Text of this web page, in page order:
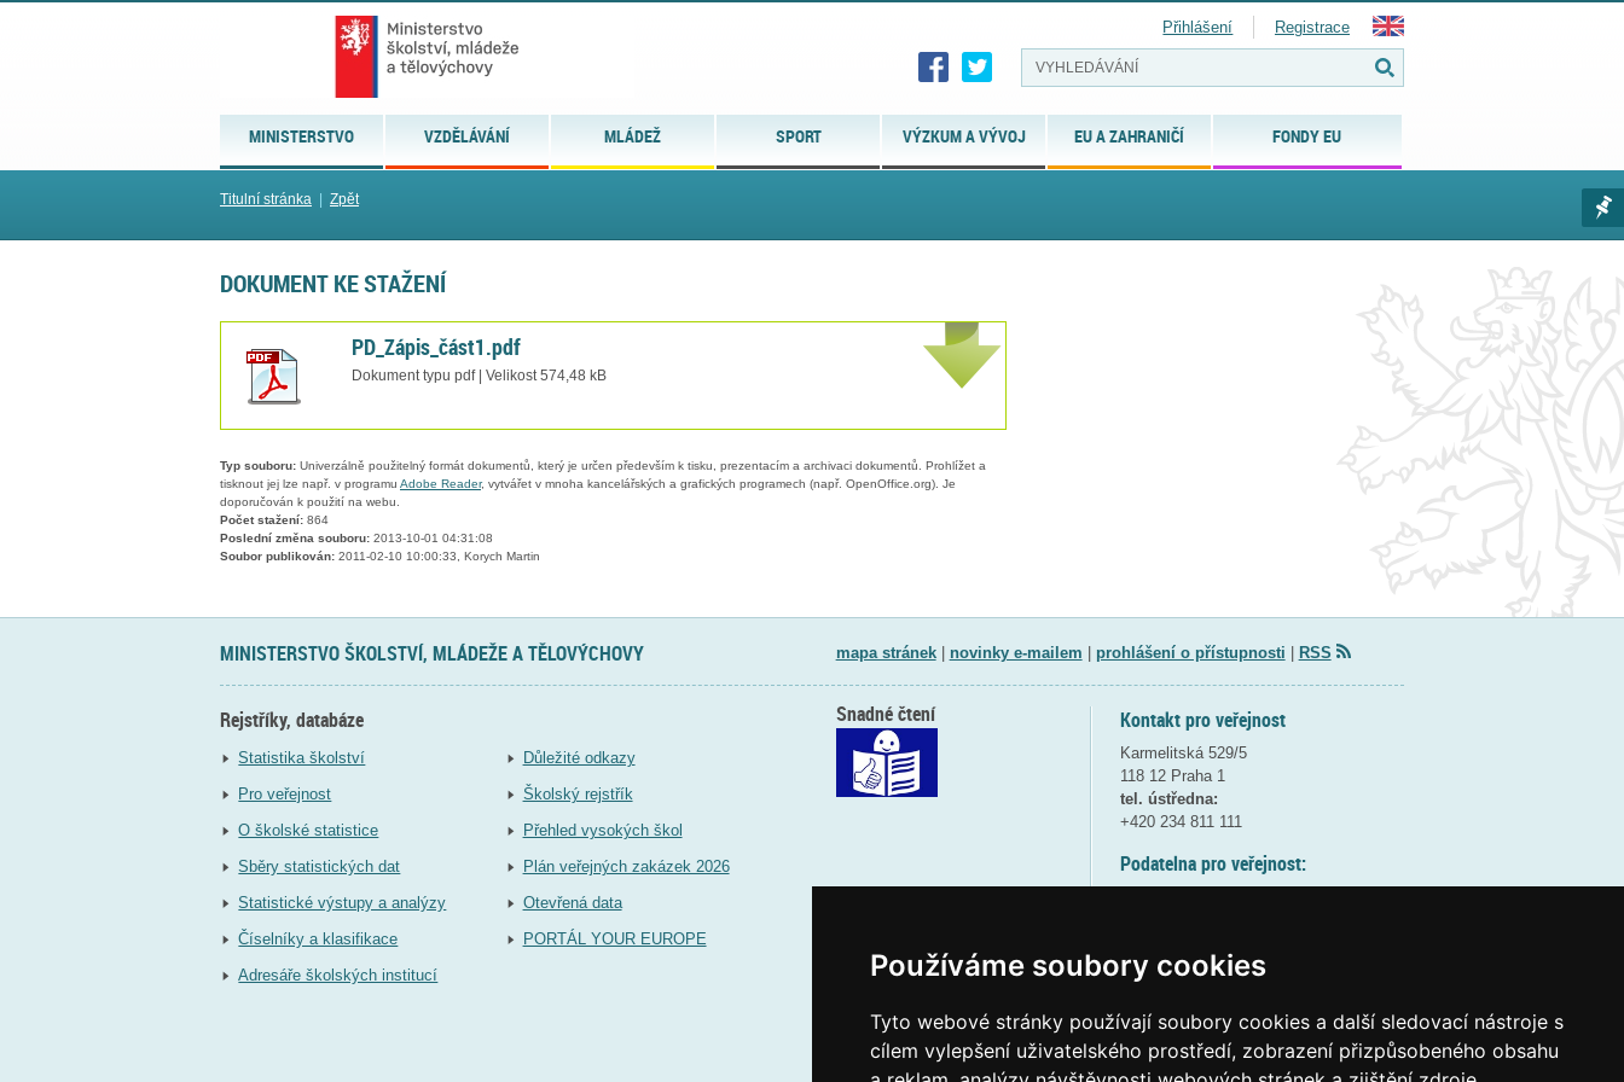
Používáme soubory cookies
Tyto webové stránky používají soubory cookies a další sledovací nástroje s
cílem vylepšení uživatelského prostředí, zobrazení přizpůsobeného obsahu
MINISTERSTVO VZDĚLÁVÁNÍ MLÁDEŽ SPORT VÝZKUM A VÝVOJ EU A ZAHRANIČÍ FONDY EU
Přihlášení Registrace
Titulní stránka Zpět
DOKUMENT KE STAŽENÍ
PD_Zápis_část1.pdf
Dokument typu pdf | Velikost 574,48 kB
Typ souboru: Univerzálně použitelný formát dokumentů, který je určen především k tisku, prezentacím a archivaci dokumentů. Prohlížet a
tisknout jej lze např. v programu Adobe Reader, vytvářet v mnoha kancelářských a grafických programech (např. OpenOffice.org). Je
doporučován k použití na webu.
Počet stažení: 864
Poslední změna souboru: 2013-10-01 04:31:08
Soubor publikován: 2011-02-10 10:00:33, Korych Martin
MINISTERSTVO ŠKOLSTVÍ, MLÁDEŽE A TĚLOVÝCHOVY mapa stránek| novinky e-mailem prohlášení o přístupnosti RSS
Rejstříky, databáze
Statistika školství
Pro veřejnost
O školské statistice
Sběry statistických dat
Statistické výstupy a analýzy
Číselníky a klasifikace
Adresáře školských institucí
Důležité odkazy
Školský rejstřík
Přehled vysokých škol
Plán veřejných zakázek 2026
Otevřená data
PORTÁL YOUR EUROPE
Kontakt pro veřejnost
Karmelitská 529/5
118 12 Praha 1
tel. ústředna:
+420 234 811 111
Podatelna pro veřejnost:
(více informací
Elektronická podatelna:
Snadné čtení